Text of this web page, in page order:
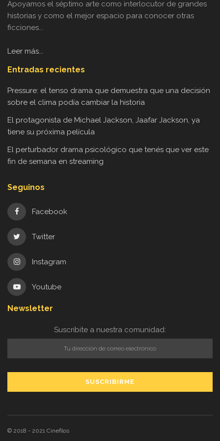
Apoyamos el séptimo arte como interlocutor de grandes
historias y como el mejor espacio para conocer otras
ficciones...
Leer más...
Entradas recientes
Pressure: el tenso drama que demuestra que una decisión
sobre el clima podía cambiar la historia
El protagonista de Michael Jackson, Jaafar Jackson, ya
tiene su próxima película
El perturbador drama psicológico que tenés que ver este
fin de semana en streaming
Seguinos
Facebook
Twitter
Instagram
Youtube
Newsletter
Suscribite a nuestra comunidad:
© 2018 - 2021 Cinefilos